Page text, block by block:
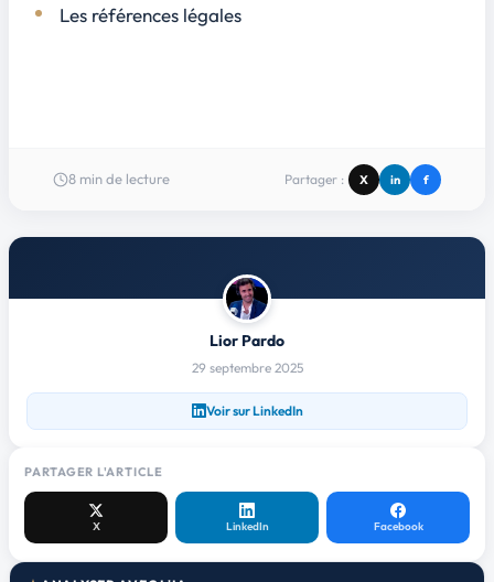
Les références légales
8 min de lecture Partager : X in f
Lior Pardo
29 septembre 2025
Voir sur LinkedIn
PARTAGER L'ARTICLE
X LinkedIn Facebook